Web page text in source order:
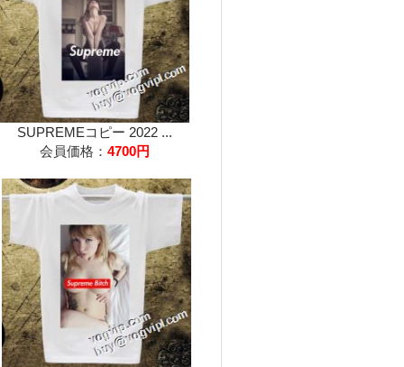
SUPREMEコピー 2022 ...
会員価格： 4700円